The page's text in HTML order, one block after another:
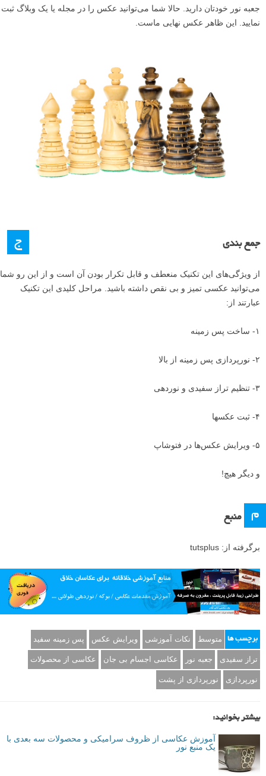
جعبه نور خودتان دارید. حالا شما می‌توانید عکس را در مجله یا یک وبلاگ ثبت
نمایید. این ظاهر عکس نهایی ماست.
ج جمع بندی
از ویژگی‌های این تکنیک منعطف و قابل تکرار بودن آن است و از این رو شما
می‌توانید عکسی تمیز و بی نقص داشته باشید. مراحل کلیدی این تکنیک
عبارتند از:
۱- ساخت پس زمینه
۲- نورپردازی پس زمینه از بالا
۳- تنظیم تراز سفیدی و نوردهی
۴- ثبت عکسها
۵- ویرایش عکس‌ها در فتوشاپ
و دیگر هیچ!
م منبع
برگرفته از: tutsplus
برچسب ها متوسط نکات آموزشی ویرایش عکس پس زمینه سفید
تراز سفیدی جعبه نور عکاسی اجسام بی جان عکاسی از محصولات
نورپردازی نورپردازی از پشت
بیشتر بخوانید:
آموزش عکاسی از ظروف سرامیکی و محصولات سه بعدی با
یک منبع نور